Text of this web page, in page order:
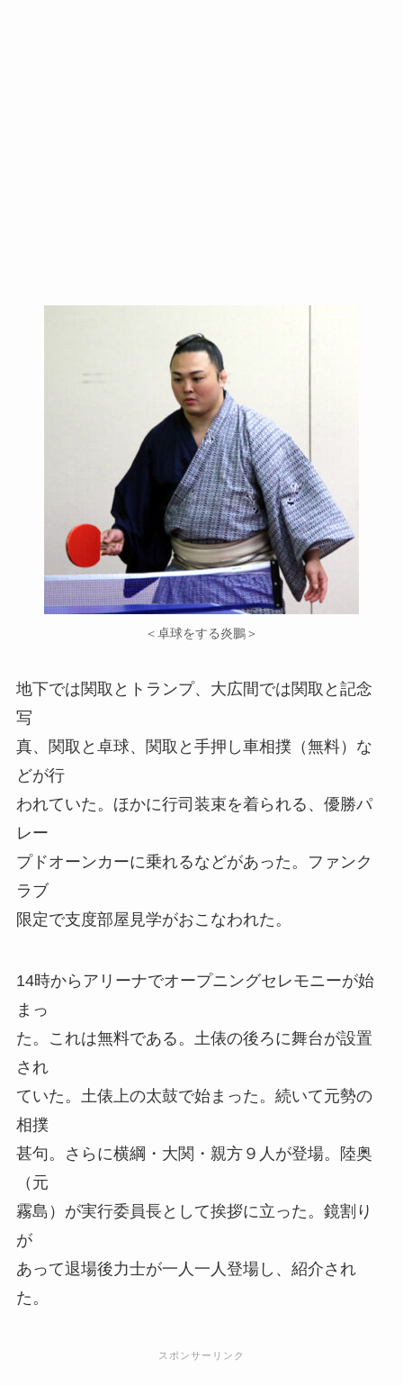
＜卓球をする炎鵬＞
地下では関取とトランプ、大広間では関取と記念
写
真、関取と卓球、関取と手押し車相撲（無料）な
どが行
われていた。ほかに行司装束を着られる、優勝パ
レー
プドオーンカーに乗れるなどがあった。ファンク
ラブ
限定で支度部屋見学がおこなわれた。
14時からアリーナでオープニングセレモニーが始
まっ
た。これは無料である。土俵の後ろに舞台が設置
され
ていた。土俵上の太鼓で始まった。続いて元勢の
相撲
甚句。さらに横綱・大関・親方９人が登場。陸奥
（元
霧島）が実行委員長として挨拶に立った。鏡割り
が
あって退場後力士が一人一人登場し、紹介され
た。
スポンサーリンク